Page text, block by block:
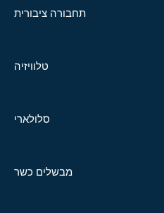
תחבורה ציבורית
טלוויזיה
סלולארי
מבשלים כשר